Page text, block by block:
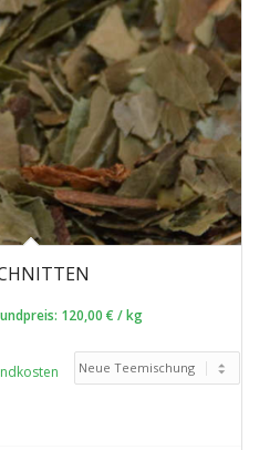
120,00 € /kg